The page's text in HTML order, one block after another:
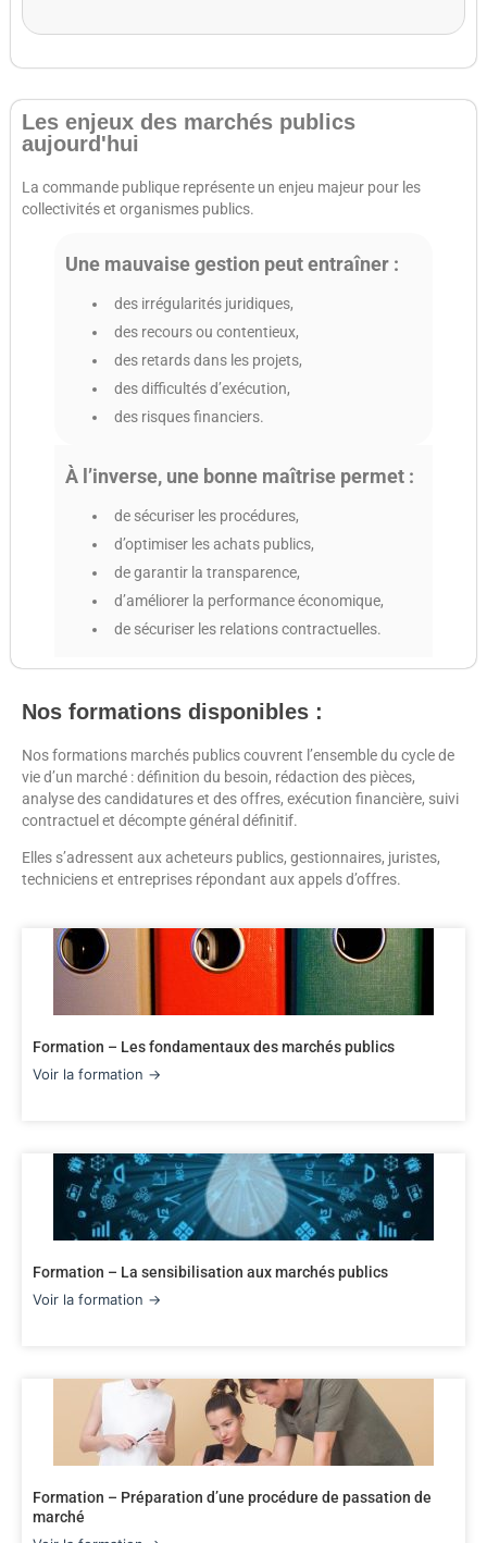
Les enjeux des marchés publics
aujourd'hui
La commande publique représente un enjeu majeur pour les
collectivités et organismes publics.
Une mauvaise gestion peut entraîner :
des irrégularités juridiques,
des recours ou contentieux,
des retards dans les projets,
des difficultés d’exécution,
des risques financiers.
À l’inverse, une bonne maîtrise permet :
de sécuriser les procédures,
d’optimiser les achats publics,
de garantir la transparence,
d’améliorer la performance économique,
de sécuriser les relations contractuelles.
Nos formations disponibles :
Nos formations marchés publics couvrent l’ensemble du cycle de
vie d’un marché : définition du besoin, rédaction des pièces,
analyse des candidatures et des offres, exécution financière, suivi
contractuel et décompte général définitif.
Elles s’adressent aux acheteurs publics, gestionnaires, juristes,
techniciens et entreprises répondant aux appels d’offres.
Formation – Les fondamentaux des marchés publics
Voir la formation →
Formation – La sensibilisation aux marchés publics
Voir la formation →
Formation – Préparation d’une procédure de passation de
marché